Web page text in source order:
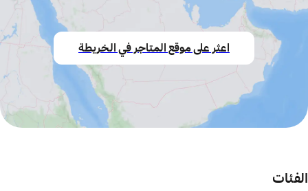
اعثر على موقع المتاجر في الخريطة
الفئات